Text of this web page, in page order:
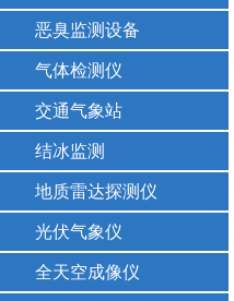
恶臭监测设备
气体检测仪
交通气象站
结冰监测
地质雷达探测仪
光伏气象仪
全天空成像仪